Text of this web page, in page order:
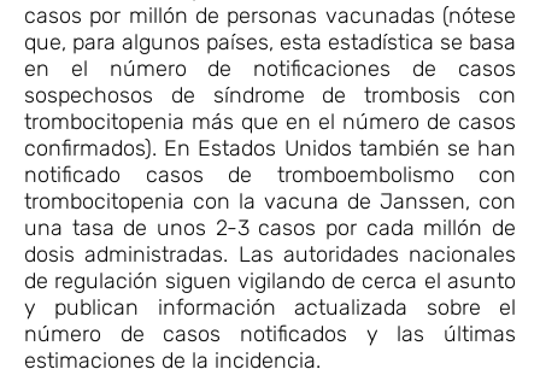
casos por millón de personas vacunadas (nótese
que, para algunos países, esta estadística se basa
en el número de notificaciones de casos
sospechosos de síndrome de trombosis con
trombocitopenia más que en el número de casos
confirmados). En Estados Unidos también se han
notificado casos de tromboembolismo con
trombocitopenia con la vacuna de Janssen, con
una tasa de unos 2-3 casos por cada millón de
dosis administradas. Las autoridades nacionales
de regulación siguen vigilando de cerca el asunto
y publican información actualizada sobre el
número de casos notificados y las últimas
estimaciones de la incidencia.